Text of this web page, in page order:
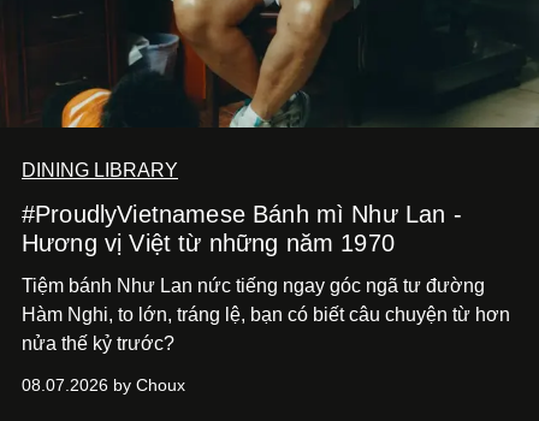
DINING LIBRARY
#ProudlyVietnamese Bánh mì Như Lan -
Hương vị Việt từ những năm 1970
Tiệm bánh Như Lan nức tiếng ngay góc ngã tư đường
Hàm Nghi, to lớn, tráng lệ, bạn có biết câu chuyện từ hơn
nửa thế kỷ trước?
08.07.2026 by Choux